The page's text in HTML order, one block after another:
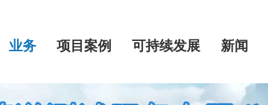
业务 项目案例 可持续发展 新闻